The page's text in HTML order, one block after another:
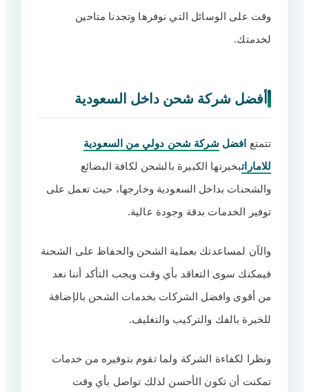
وقت على الوسائل التي نوفرها وتجدنا متاحين
لخدمتك.
أفضل شركة شحن داخل السعودية
تتمتع افضل شركة شحن دولي من السعودية
للاماراتبخبرتها الكبيرة بالشحن لكافة البضائع
والشحنات بداخل السعودية وخارجها، حيث تعمل على
توفير الخدمات بدقة وجودة عالية.
والآن لمساعدتك بعملية الشحن والحفاظ على الشحنة
فيمكنك سوى التعاقد بأي وقت ويجب التأكد أننا نعد
من أقوى وافضل الشركات بخدمات الشحن بالإضافة
للخبرة بالفك والتركيب والتغليف.
ونظرا لكفاءة الشركة ولما تقوم بتوفيره من خدمات
تمكنت أن تكون الأحسن لذلك تواصل بأي وقت